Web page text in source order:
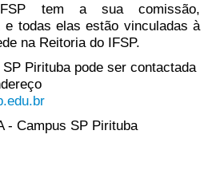
tem a sua comissão,
e todas elas estão vinculadas à
na Reitoria do IFSP.
SP Pirituba pode ser contactada
- Campus SP Pirituba